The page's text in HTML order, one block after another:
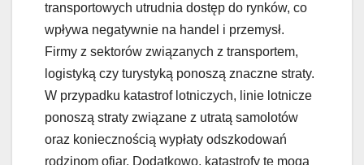
transportowych utrudnia dostęp do rynków, co
wpływa negatywnie na handel i przemysł.
Firmy z sektorów związanych z transportem,
logistyką czy turystyką ponoszą znaczne straty.
W przypadku katastrof lotniczych, linie lotnicze
ponoszą straty związane z utratą samolotów
oraz koniecznością wypłaty odszkodowań
rodzinom ofiar. Dodatkowo, katastrofy te mogą